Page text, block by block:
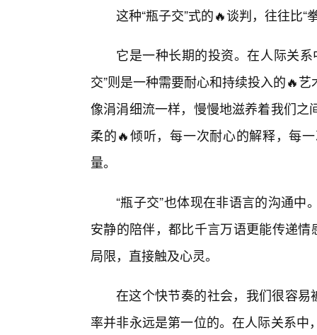
这种“瓶子交”式的🔥谈判，往往比
它是一种长期的投资。在人际关
交”则是一种需要耐心和持续投入的🔥
像涓涓细流一样，慢慢地滋养着我们
柔的🔥倾听，每一次耐心的解释，每
量。
“瓶子交”也体现在非语言的沟通
安静的陪伴，都比千言万语更能传递
局限，直接触及心灵。
在这个快节奏的社会，我们很容易
率并非永远是第一位的。在人际关系